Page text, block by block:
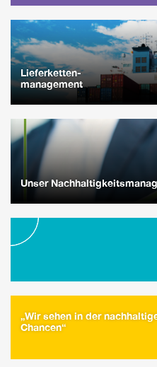
Lieferketten-
management
Unser
„Wir sehen in der
Chancen“